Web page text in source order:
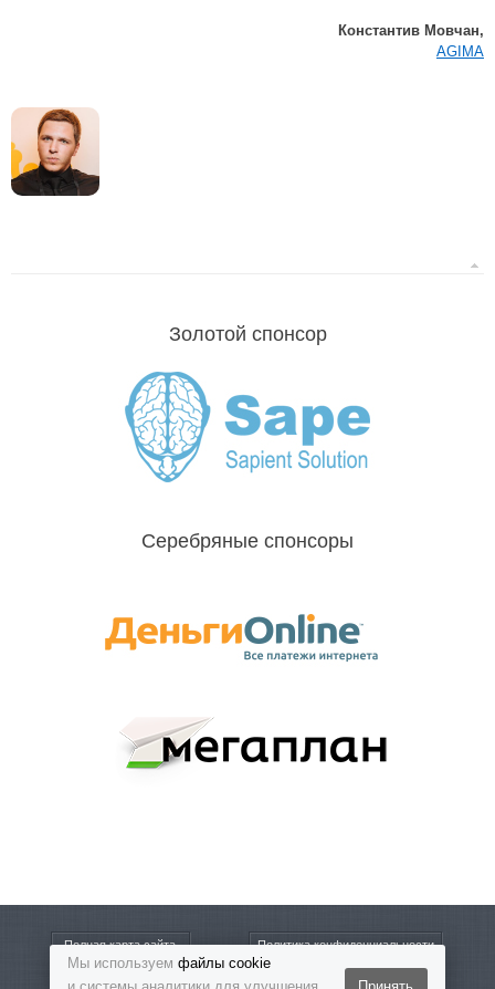
Константив Мовчан,
AGIMA
Золотой спонсор
Серебряные спонсоры
Полная карта сайта Политика конфиденциальности
Мы используем файлы cookie
и системы аналитики для улучшения
Принять